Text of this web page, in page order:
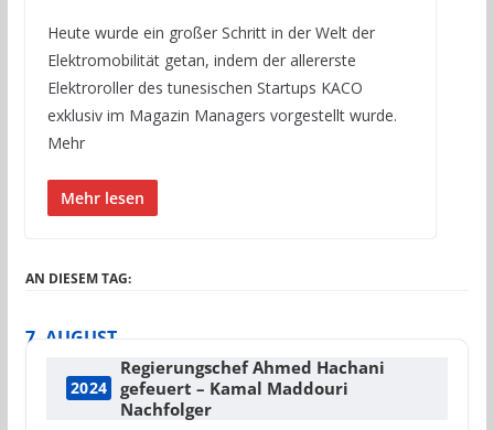
Heute wurde ein großer Schritt in der Welt der
Elektromobilität getan, indem der allererste
Elektroroller des tunesischen Startups KACO
exklusiv im Magazin Managers vorgestellt wurde.
Mehr
Mehr lesen
AN DIESEM TAG:
7. AUGUST
2024
Regierungschef Ahmed Hachani
gefeuert – Kamal Maddouri
Nachfolger